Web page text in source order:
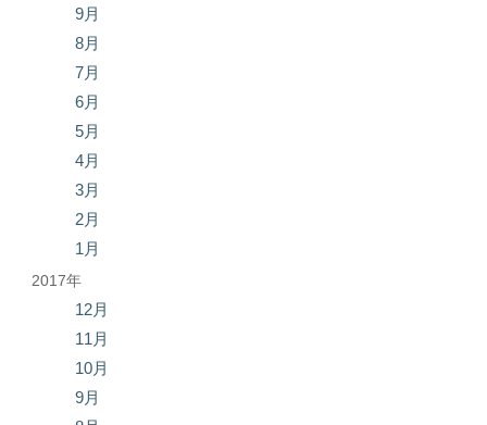
9月
8月
7月
6月
5月
4月
3月
2月
1月
2017年
12月
11月
10月
9月